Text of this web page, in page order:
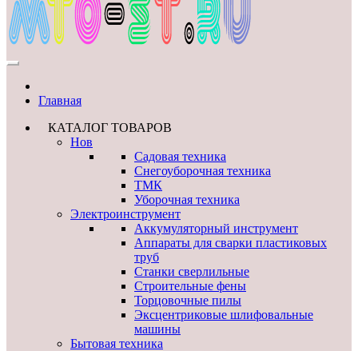
Главная
КАТАЛОГ ТОВАРОВ
Нов
Садовая техника
Снегоуборочная техника
ТМК
Уборочная техника
Электроинструмент
Аккумуляторный инструмент
Аппараты для сварки пластиковых
труб
Станки сверлильные
Строительные фены
Торцовочные пилы
Эксцентриковые шлифовальные
машины
Бытовая техника